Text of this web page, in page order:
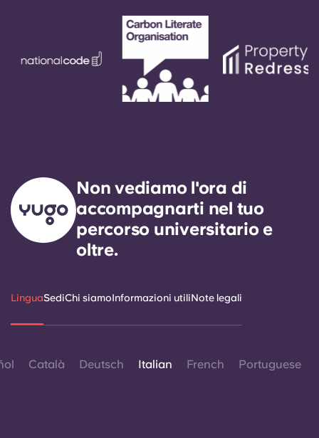
Non vediamo l'ora di
accompagnarti nel tuo
percorso universitario e
oltre.
LinguaSediChi siamoInformazioni utiliNote legali
Català Deutsch Italian French Portuguese